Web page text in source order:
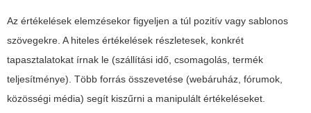
Az értékelések elemzésekor figyeljen a túl pozitív vagy sablonos
szövegekre. A hiteles értékelések részletesek, konkrét
tapasztalatokat írnak le (szállítási idő, csomagolás, termék
teljesítménye). Több forrás összevetése (webáruház, fórumok,
közösségi média) segít kiszűrni a manipulált értékeléseket.